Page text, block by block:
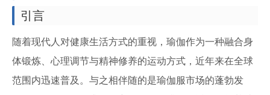
引言
随着现代人对健康生活方式的重视，瑜伽作为一种融合身
体锻炼、心理调节与精神修养的运动方式，近年来在全球
范围内迅速普及。与之相伴随的是瑜伽服市场的蓬勃发